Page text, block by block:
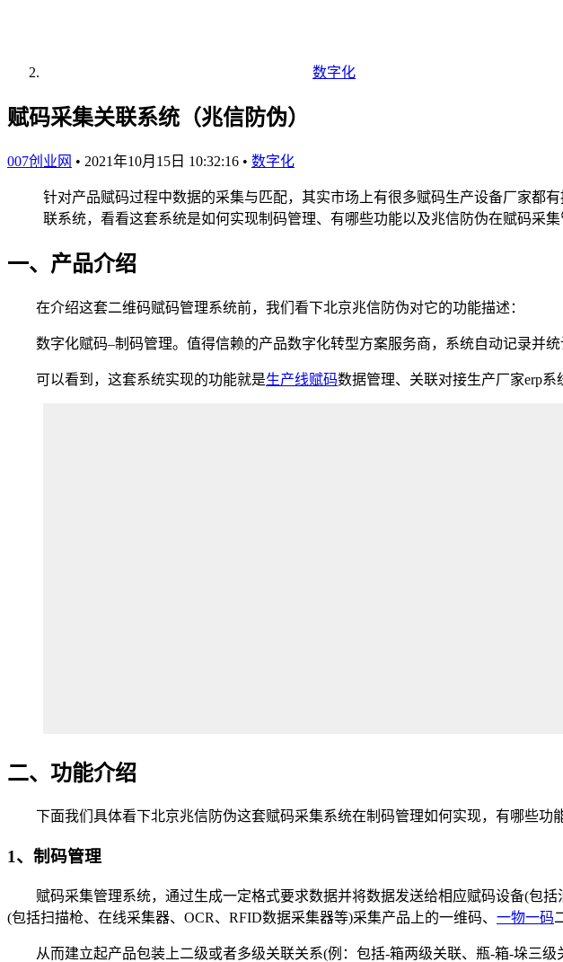
数字化
赋码采集关联系统（兆信防伪）
007创业网 • 2021年10月15日 10:32:16 • 数字化
针对产品赋码过程中数据的采集与匹配，其实市场上有很多赋码生产设备厂家都
联系统，看看这套系统是如何实现制码管理、有哪些功能以及兆信防伪在赋码采集
一、产品介绍
在介绍这套二维码赋码管理系统前，我们看下北京兆信防伪对它的功能描述：
数字化赋码–制码管理。值得信赖的产品数字化转型方案服务商，系统自动记录并统
可以看到，这套系统实现的功能就是生产线赋码数据管理、关联对接生产厂家erp系
二、功能介绍
下面我们具体看下北京兆信防伪这套赋码采集系统在制码管理如何实现，有哪些功能
1、制码管理
赋码采集管理系统，通过生成一定格式要求数据并将数据发送给相应赋码设备(包
(包括扫描枪、在线采集器、OCR、RFID数据采集器等)采集产品上的一维码、 一物一码
从而建立起产品包装上二级或者多级关联关系(例：包括-箱两级关联、瓶-箱-垛三级